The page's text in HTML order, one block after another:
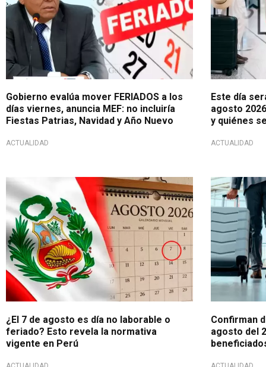
Gobierno evalúa mover FERIADOS a los
días viernes, anuncia MEF: no incluiría
Fiestas Patrias, Navidad y Año Nuevo
ACTUALIDAD
Este día
agosto
y quiénes
ACTUALIDAD
¿Habrá un nuevo feriado?
¿El 7 de agosto es día no laborable o
feriado? Esto revela la normativa
vigente en Perú
Jornada
Confirman
agosto del